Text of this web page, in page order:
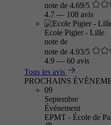
note de 4.69/5
4.7 — 108 avis
Ecole Pigier - Lille
note de
note de 4.93/5
4.9 — 60 avis
Tous les avis
PROCHAINS
09
Septembre
Événement
EPMT - École de